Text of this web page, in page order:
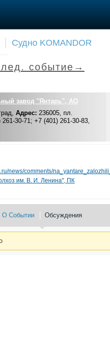
объявлений
Судно KOMANDOR
событие→
завод "Янтарь", АО
Адрес: 236005, пл.
261-30-71; +7 (401) 261-30-83,
news/comments/
им. В. И. Ленина", ПК
О Событии Обсуждения